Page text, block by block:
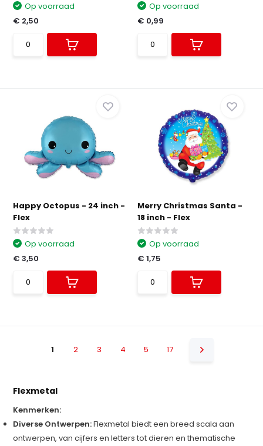
Op voorraad
€ 2,50
Op voorraad
€ 0,99
Happy Octopus - 24 inch -
Flex
Op voorraad
€ 3,50
Merry Christmas Santa -
18 inch - Flex
Op voorraad
€ 1,75
1 2 3 4 5 17
Flexmetal
Kenmerken:
Diverse Ontwerpen:Flexmetal biedt een breed scala aan
ontwerpen, van cijfers en letters tot dieren en thematische